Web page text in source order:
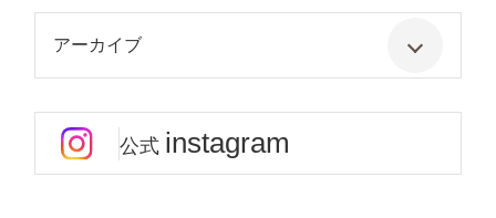
アーカイブ
公式 instagram